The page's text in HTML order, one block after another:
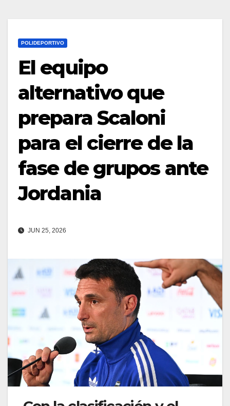
POLIDEPORTIVO
El equipo
alternativo que
prepara Scaloni
para el cierre de la
fase de grupos ante
Jordania
JUN 25, 2026